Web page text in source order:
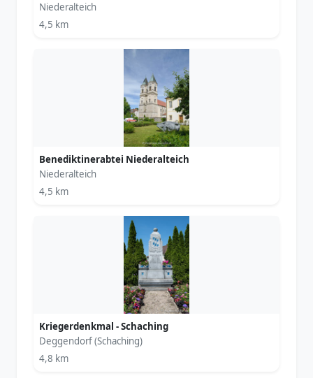
Niederalteich
4,5 km
Benediktinerabtei Niederalteich
Niederalteich
4,5 km
Kriegerdenkmal - Schaching
Deggendorf (Schaching)
4,8 km